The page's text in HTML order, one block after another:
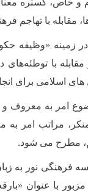
خاص، گستره
مقابله با تهاجم
زمینه «وظیفه
مقابله با
هاى اسلامى براى
امر به معروف
مراتب امر به
مطرح مى شود.
با عنوان